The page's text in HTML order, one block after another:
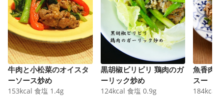
牛肉と小松菜のオイスタ
ーソース炒め
153kcal 食塩 1.4g
黒胡椒ビリビリ 鶏肉のガ
ーリック炒め
124kcal 食塩 0.9g
魚香肉
スー
184kcal